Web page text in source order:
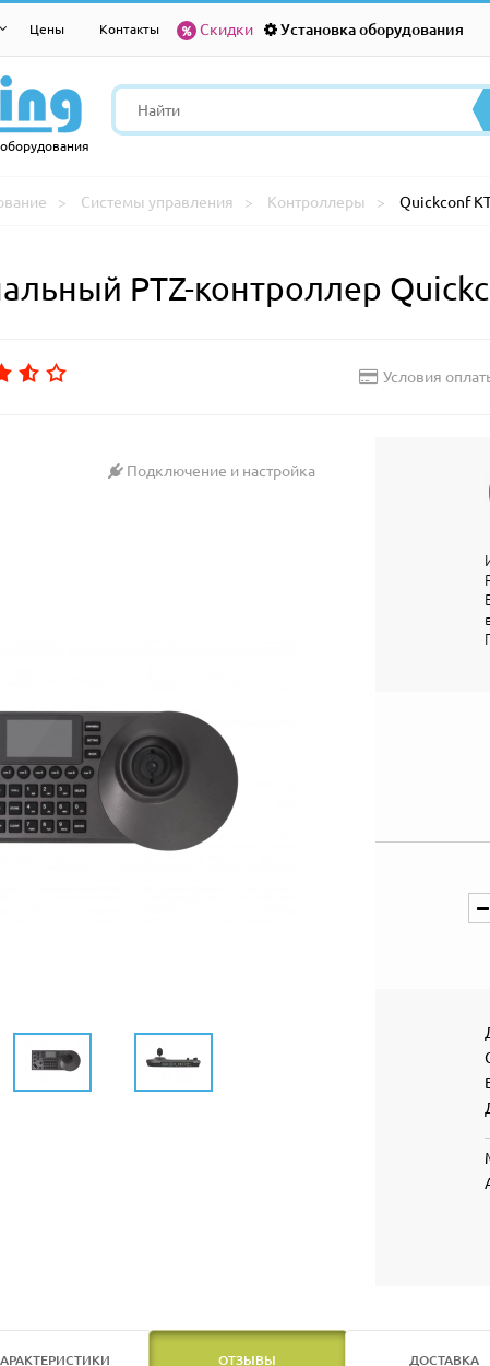
Цены Контакты Скидки Установка оборудования
Системы управления Контроллеры Quickconf
PTZ-контроллер
Условия
Подключение и настройка
ОТЗЫВЫ ДОСТАВКА